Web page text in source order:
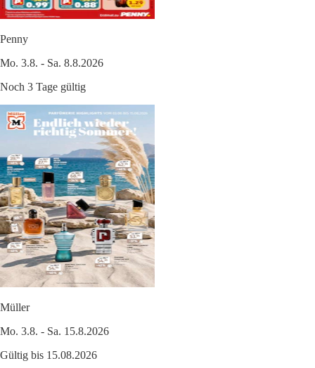
Penny
Mo. 3.8. - Sa. 8.8.2026
Noch 3 Tage gültig
Müller
Mo. 3.8. - Sa. 15.8.2026
Gültig bis 15.08.2026